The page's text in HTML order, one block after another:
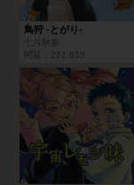
鳥狩 -とがり-
七月秋春
閲覧：
221,653